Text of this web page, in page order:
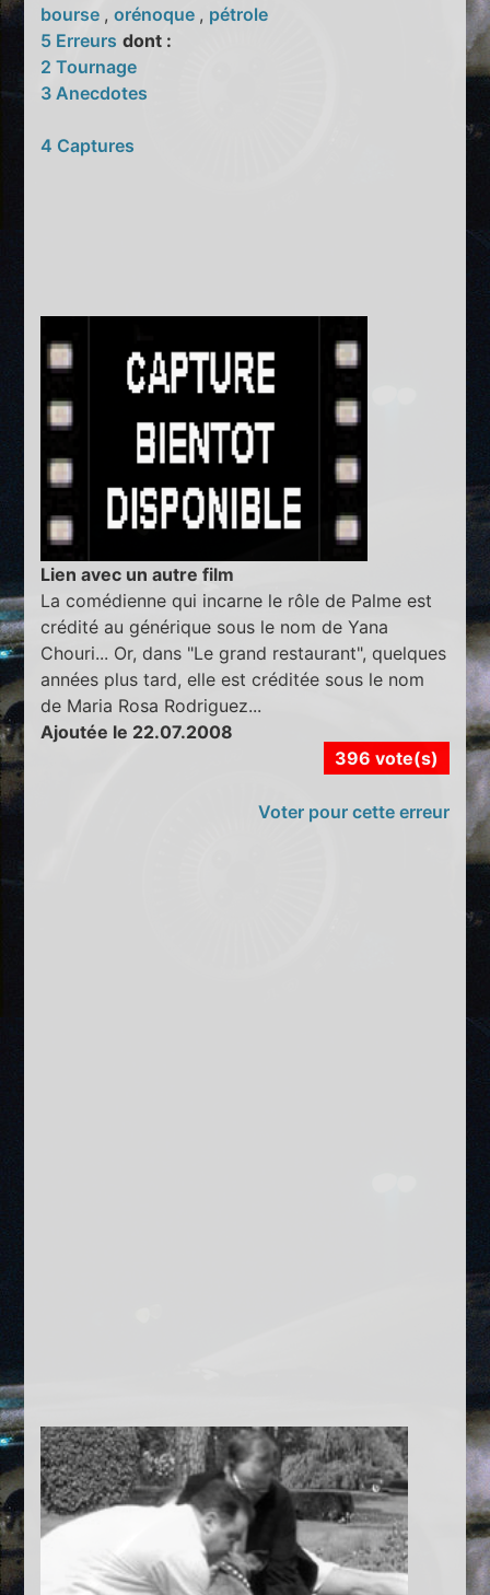
bourse ,orénoque , pétrole
5 Erreurs dont :
2 Tournage
3 Anecdotes
4 Captures
Lien avec un autre film
La comédienne qui incarne le rôle de Palme est
crédité au générique sous le nom de Yana
Chouri... Or, dans "Le grand restaurant", quelques
années plus tard, elle est créditée sous le nom
de Maria Rosa Rodriguez...
Ajoutée le 22.07.2008
396 vote(s)
Voter pour cette erreur